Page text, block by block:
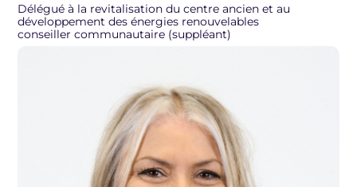
Délégué à la revitalisation du centre ancien et au
développement des énergies renouvelables
conseiller communautaire (suppléant)